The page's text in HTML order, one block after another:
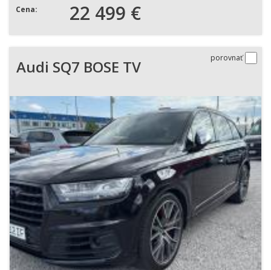
Cena: 22 499 €
Audi SQ7 BOSE TV porovnať